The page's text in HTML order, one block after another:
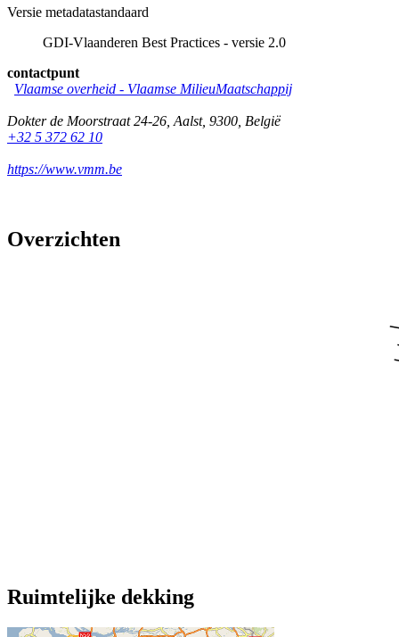
Versie metadatastandaard
GDI-Vlaanderen Best Practices - versie 2.0
contactpunt
Vlaamse overheid - Vlaamse MilieuMaatschappij
Dokter de Moorstraat 24-26 Aalst, 9300 België
+32 5 372 62 10
https://www.vmm.be
Overzichten
Ruimtelijke dekking